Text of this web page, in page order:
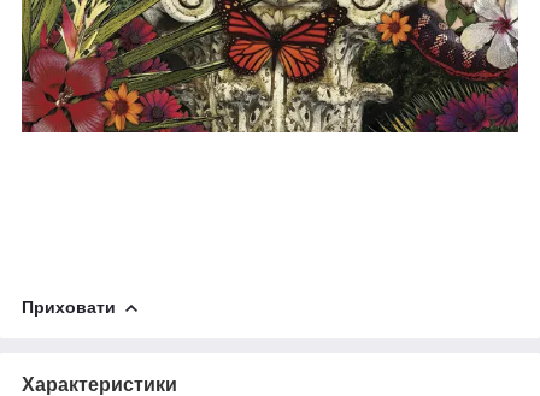
Приховати
Характеристики